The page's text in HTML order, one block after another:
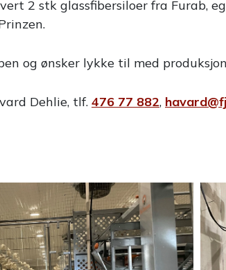
2 stk glassfibersiloer fra Furab,
og ønsker lykke til med
Dehlie, tlf. 476 77 882,